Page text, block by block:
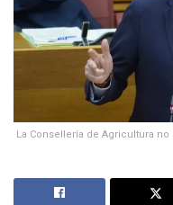
La Consellería de Agricultura